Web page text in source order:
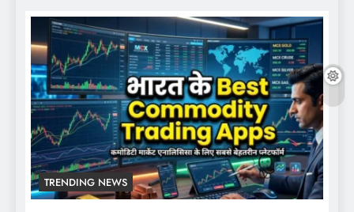
TRENDING NEWS